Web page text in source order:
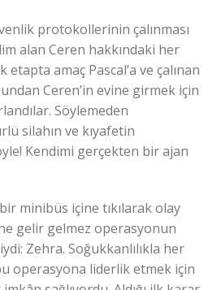
protokollerinin çalınması
alan Ceren hakkındaki her
amaç Pascal’a ve çalınan
Ceren’in evine girmek için
Söylemeden
silahın ve kıyafetin
Kendimi gerçekten bir ajan
minibüs içine tıkılarak olay
gelir gelmez operasyonun
Zehra. Soğukkanlılıkla her
operasyona liderlik etmek için